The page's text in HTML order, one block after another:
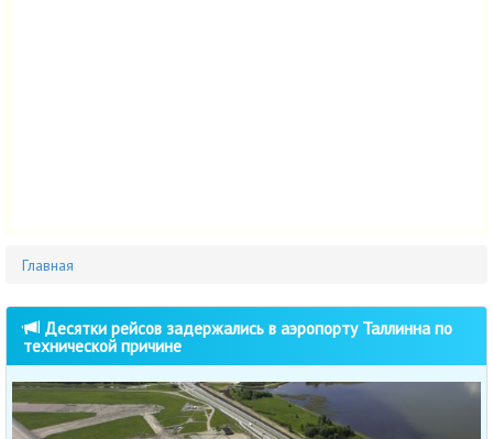
Главная
Десятки рейсов задержались в аэропорту Таллинна по
технической причине